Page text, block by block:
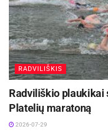
RADVILIŠKIS
Radviliškio
Platelių maratoną
2026-07-29